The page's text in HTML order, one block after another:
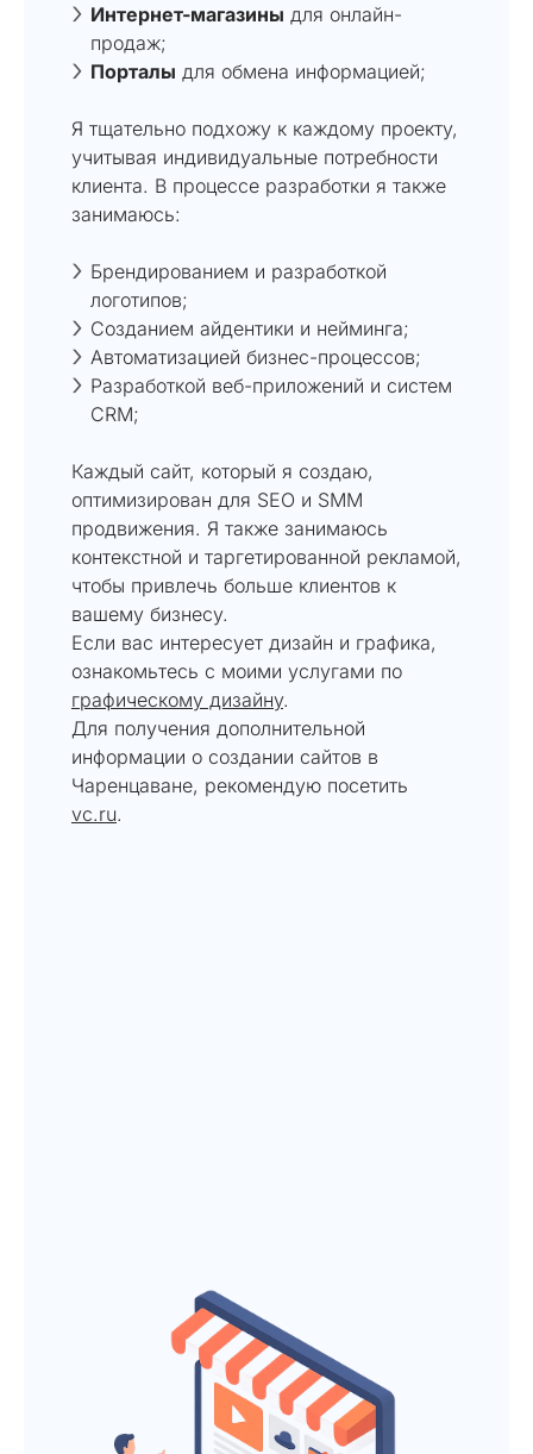
Интернет-магазины для онлайн-
продаж;
Порталы для обмена информацией;
Я тщательно подхожу к каждому проекту,
учитывая индивидуальные потребности
клиента. В процессе разработки я также
занимаюсь:
Брендированием и разработкой
логотипов;
Созданием айдентики и нейминга;
Автоматизацией бизнес-процессов;
Разработкой веб-приложений и систем
CRM;
Каждый сайт, который я создаю,
оптимизирован для SEO и SMM
продвижения. Я также занимаюсь
контекстной и таргетированной рекламой,
чтобы привлечь больше клиентов к
вашему бизнесу.
Если вас интересует дизайн и графика,
ознакомьтесь с моими услугами по
графическому дизайну.
Для получения дополнительной
информации о создании сайтов в
Чаренцаване, рекомендую посетить
vc.ru.